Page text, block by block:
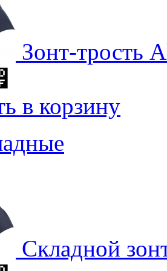
Зонт-трость
в корзину
Складной